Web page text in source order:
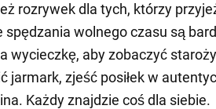
rozrywek dla tych, którzy
spędzania wolnego czasu są
wycieczkę, aby zobaczyć
jarmark, zjeść posiłek w
Każdy znajdzie coś dla siebie.